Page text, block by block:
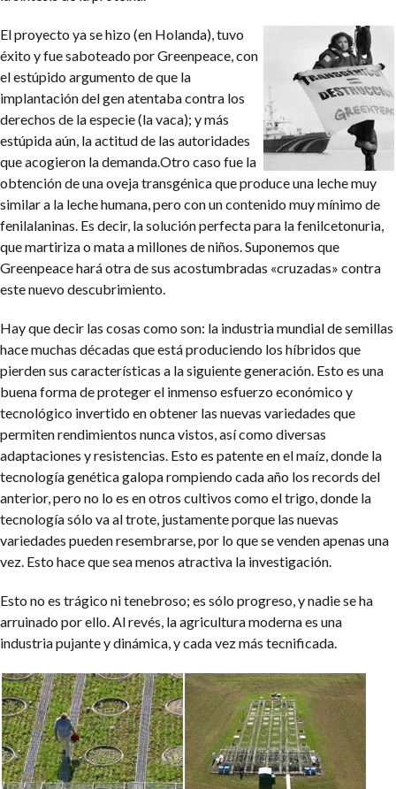
El proyecto ya se hizo (en Holanda), tuvo
éxito y fue saboteado por Greenpeace, con
el estúpido argumento de que la
implantación del gen atentaba contra los
derechos de la especie (la vaca); y más
estúpida aún, la actitud de las autoridades
que acogieron la demanda.Otro caso fue la
obtención de una oveja transgénica que produce una leche muy
similar a la leche humana, pero con un contenido muy mínimo de
fenilalaninas. Es decir, la solución perfecta para la fenilcetonuria,
que martiriza o mata a millones de niños. Suponemos que
Greenpeace hará otra de sus acostumbradas «cruzadas» contra
este nuevo descubrimiento.
Hay que decir las cosas como son: la industria mundial de semillas
hace muchas décadas que está produciendo los híbridos que
pierden sus características a la siguiente generación. Esto es una
buena forma de proteger el inmenso esfuerzo económico y
tecnológico invertido en obtener las nuevas variedades que
permiten rendimientos nunca vistos, así como diversas
adaptaciones y resistencias. Esto es patente en el maíz, donde la
tecnología genética galopa rompiendo cada año los records del
anterior, pero no lo es en otros cultivos como el trigo, donde la
tecnología sólo va al trote, justamente porque las nuevas
variedades pueden resembrarse, por lo que se venden apenas una
vez. Esto hace que sea menos atractiva la investigación.
Esto no es trágico ni tenebroso; es sólo progreso, y nadie se ha
arruinado por ello. Al revés, la agricultura moderna es una
industria pujante y dinámica, y cada vez más tecnificada.